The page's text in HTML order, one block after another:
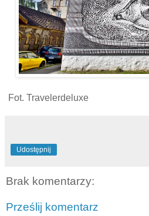
Fot. Travelerdeluxe
Udostępnij
Brak komentarzy:
Prześlij komentarz